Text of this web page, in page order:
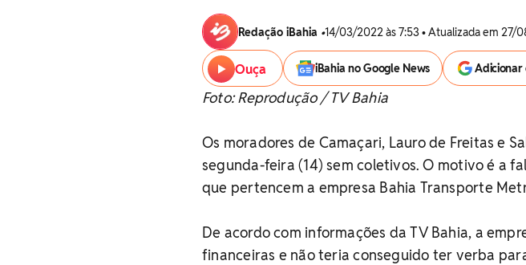
Redação iBahia •14/03/2022 às 7:53 • Atualizada em 27/
Ouça iBahia no Google News Adicionar
Foto: Reprodução / TV Bahia
Os moradores de Camaçari, Lauro de Freitas e
segunda-feira (14) sem coletivos. O motivo é a
que pertencem a empresa Bahia Transporte
De acordo com informações da TV Bahia, a
financeiras e não teria conseguido ter verba